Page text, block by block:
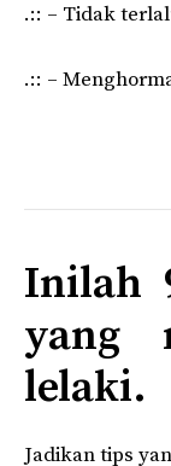
.:: – Tidak
.:: –
Inilah
yang
lelaki.
Jadikan tips